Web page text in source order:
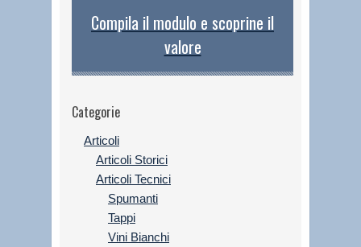
Compila il modulo e scoprine il
valore
Categorie
Articoli
Articoli Storici
Articoli Tecnici
Spumanti
Tappi
Vini Bianchi